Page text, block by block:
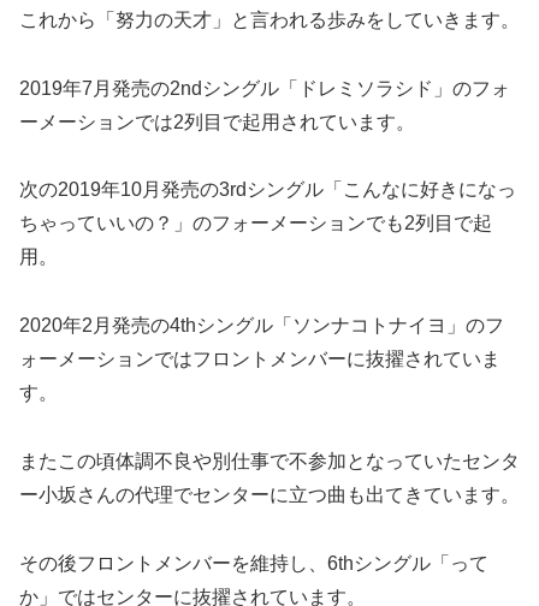
これから「努力の天才」と言われる歩みをしていきます。
2019年7月発売の2ndシングル「ドレミソラシド」のフォ
ーメーションでは2列目で起用されています。
次の2019年10月発売の3rdシングル「こんなに好きになっ
ちゃっていいの？」のフォーメーションでも2列目で起
用。
2020年2月発売の4thシングル「ソンナコトナイヨ」のフ
ォーメーションではフロントメンバーに抜擢されていま
す。
またこの頃体調不良や別仕事で不参加となっていたセンタ
ー小坂さんの代理でセンターに立つ曲も出てきています。
その後フロントメンバーを維持し、6thシングル「って
か」ではセンターに抜擢されています。